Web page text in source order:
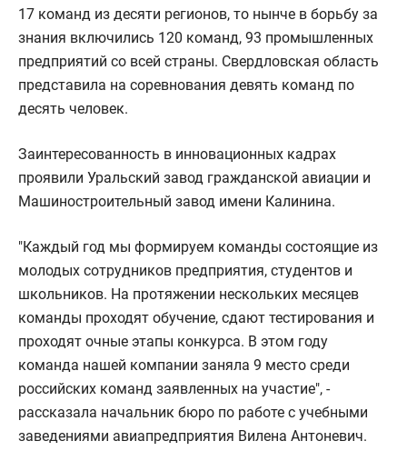
17 команд из десяти регионов, то нынче в борьбу за
знания включились 120 команд, 93 промышленных
предприятий со всей страны. Свердловская область
представила на соревнования девять команд по
десять человек.
Заинтересованность в инновационных кадрах
проявили Уральский завод гражданской авиации и
Машиностроительный завод имени Калинина.
"Каждый год мы формируем команды состоящие из
молодых сотрудников предприятия, студентов и
школьников. На протяжении нескольких месяцев
команды проходят обучение, сдают тестирования и
проходят очные этапы конкурса. В этом году
команда нашей компании заняла 9 место среди
российских команд заявленных на участие", -
рассказала начальник бюро по работе с учебными
заведениями авиапредприятия Вилена Антоневич.